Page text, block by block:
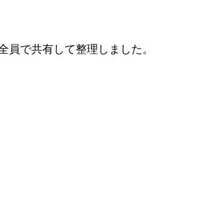
で共有して整理しました。